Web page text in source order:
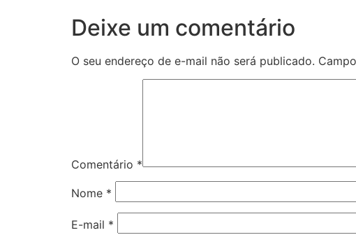
Deixe um comentário
O seu endereço de e-mail não será publicado.
Comentário *
Nome *
E-mail *